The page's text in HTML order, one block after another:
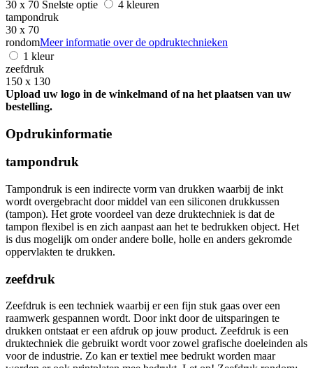
30 x 70 Snelste optie
4 kleuren
tampondruk
30 x 70
rondomMeer informatie over de opdruktechnieken
1 kleur
zeefdruk
150 x 130
Upload uw logo in de winkelmand of na het plaatsen van uw
bestelling.
Opdrukinformatie
tampondruk
Tampondruk is een indirecte vorm van drukken waarbij de inkt
wordt overgebracht door middel van een siliconen drukkussen
(tampon). Het grote voordeel van deze druktechniek is dat de
tampon flexibel is en zich aanpast aan het te bedrukken object. Het
is dus mogelijk om onder andere bolle, holle en anders gekromde
oppervlakten te drukken.
zeefdruk
Zeefdruk is een techniek waarbij er een fijn stuk gaas over een
raamwerk gespannen wordt. Door inkt door de uitsparingen te
drukken ontstaat er een afdruk op jouw product. Zeefdruk is een
druktechniek die gebruikt wordt voor zowel grafische doeleinden als
voor de industrie. Zo kan er textiel mee bedrukt worden maar